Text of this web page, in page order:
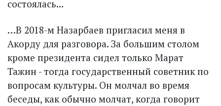
состоялась...
…В 2018-м Назарбаев пригласил меня в
Акорду для разговора. За большим столом
кроме президента сидел только Марат
Тажин - тогда государственный советник по
вопросам культуры. Он молчал во время
беседы, как обычно молчат, когда говорит